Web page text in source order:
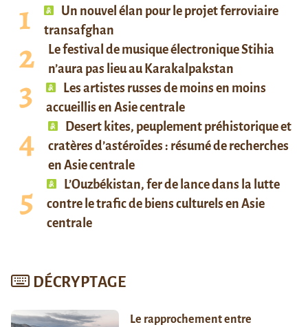
Un nouvel élan pour le projet ferroviaire
transafghan
Le festival de musique électronique Stihia
n’aura pas lieu au Karakalpakstan
Les artistes russes de moins en moins
accueillis en Asie centrale
Desert kites, peuplement préhistorique et
cratères d’astéroïdes : résumé de recherches
en Asie centrale
L’Ouzbékistan, fer de lance dans la lutte
contre le trafic de biens culturels en Asie
centrale
DÉCRYPTAGE
Le rapprochement entre